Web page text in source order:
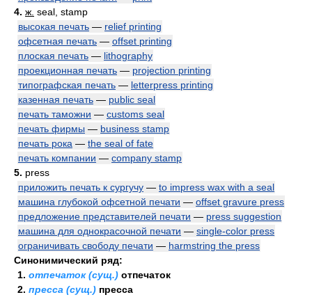
4. ж. seal, stamp
высокая печать — relief printing
офсетная печать — offset printing
плоская печать — lithography
проекционная печать — projection printing
типографская печать — letterpress printing
казенная печать — public seal
печать таможни — customs seal
печать фирмы — business stamp
печать рока — the seal of fate
печать компании — company stamp
5. press
приложить печать к сургучу — to impress wax with a seal
машина глубокой офсетной печати — offset gravure press
предложение представителей печати — press suggestion
машина для однокрасочной печати — single-color press
ограничивать свободу печати — harmstring the press
Синонимический ряд:
1. отпечаток (сущ.) отпечаток
2. пресса (сущ.) пресса